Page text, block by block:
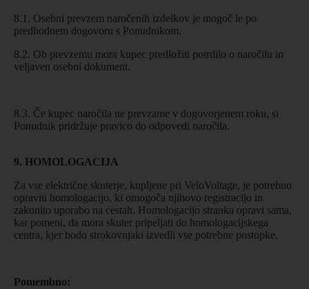
8.1. Osebni prevzem naročenih izdelkov je mogoč le po
predhodnem dogovoru s Ponudnikom.
8.2. Ob prevzemu mora kupec predložiti potrdilo o naročilu in
veljaven osebni dokument.
8.3. Če kupec naročila ne prevzame v dogovorjenem roku, si
Ponudnik pridržuje pravico do odpovedi naročila.
9. HOMOLOGACIJA
Za vse električne skuterje, kupljene pri VeloVoltage, je potrebno
opraviti homologacijo, ki omogoča njihovo registracijo in
zakonito uporabo na cestah. Homologacijo stranka opravi sama,
kar pomeni, da mora skuter pripeljati do homologacijskega
centra, kjer bodo strokovnjaki izvedli vse potrebne postopke.
Pomembno: